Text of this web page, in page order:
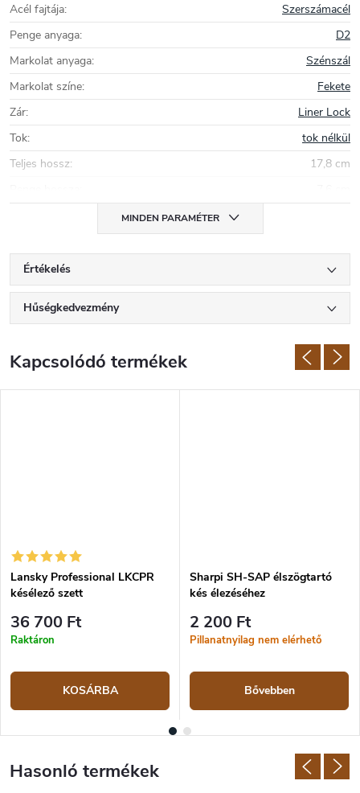
hagyományokkal rendelkezik a késgyártás
területén. A kültéri kések mellett macsetéket,
taktikai késeket, valamint
mentőfelszereléseket is gyártanak. Eszközeik kiváló minőségűek,
megbízhatóak és alkalmasak a mindennapi használatra. Az Ontario
legismertebb termékei közé tartoznak a RAT kések.
Acél fajtája:
Szerszámacél
Penge anyaga:
D2
Markolat anyaga:
Szénszál
Markolat színe:
Fekete
Zár:
Liner Lock
Tok:
tok nélkül
Teljes hossz:
17,8 cm
MINDEN PARAMÉTER
Értékelés
Hűségkedvezmény
Kapcsolódó termékek
Lansky Professional LKCPR
késélező szett
36 700 Ft
Raktáron
KOSÁRBA
Sharpi SH-SAP élszögtartó
kés élezéséhez
2 200 Ft
Pillanatnyilag nem elérhető
Bővebben